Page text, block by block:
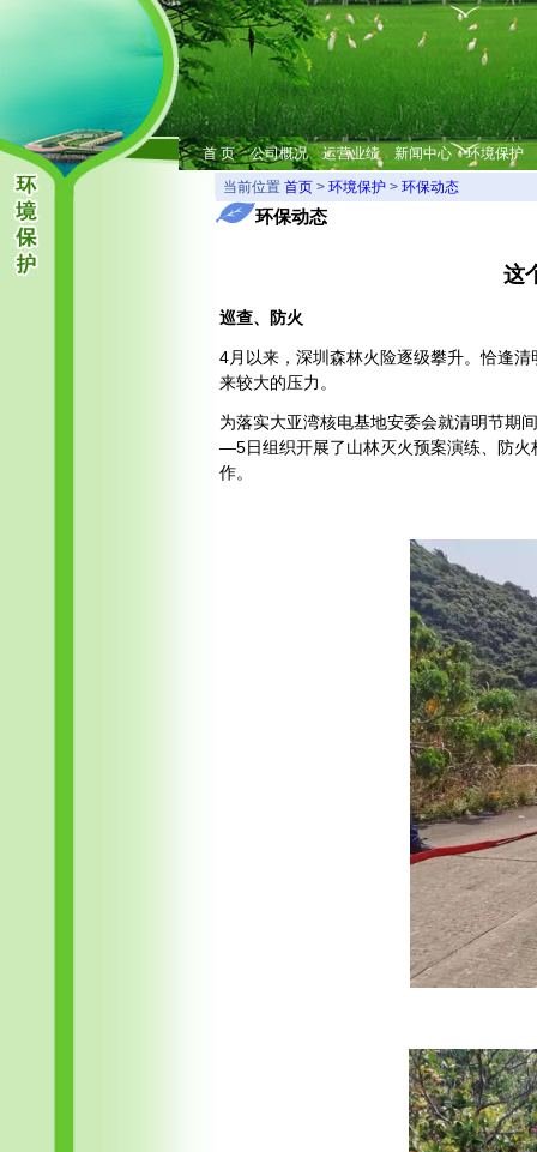
首 页 公司概况 运营业绩 新闻中心
环境保护
当前位置 首页 > 环境保护 > 环保动态
环保动态
这
巡查、防火
4月以来，深圳森林火险逐级攀升。恰逢
来较大的压力。
为落实大亚湾核电基地安委会就清明节期
—5日组织开展了山林灭火预案演练、防火
作。